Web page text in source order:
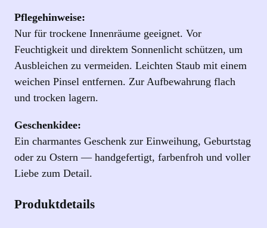
z
e
n
t
e
n
M
e
g
Pflegehinweise:
Nur für trockene Innenräume geeignet. Vor
Feuchtigkeit und direktem Sonnenlicht schützen, um
Ausbleichen zu vermeiden. Leichten Staub mit einem
weichen Pinsel entfernen. Zur Aufbewahrung flach
und trocken lagern.
Geschenkidee:
Ein charmantes Geschenk zur Einweihung, Geburtstag
oder zu Ostern — handgefertigt, farbenfroh und voller
Liebe zum Detail.
Produktdetails